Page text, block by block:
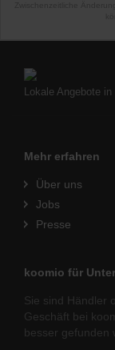
Lokale Angebote in
Mehr erfahren
Über uns
Jobs
Presse
koomio für
Sie sind Händler
Geschäft bei
besser gefunden